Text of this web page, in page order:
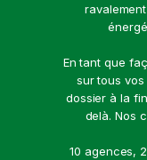
En tant que
sur tous vos
dossier à la
delà. Nos
10 agences,